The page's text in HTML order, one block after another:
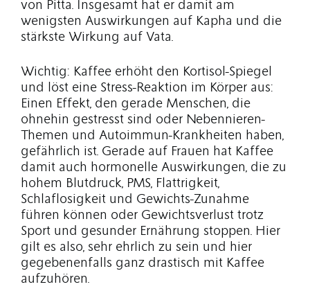
von Pitta. Insgesamt hat er damit am
wenigsten Auswirkungen auf Kapha und die
stärkste Wirkung auf Vata.
Wichtig: Kaffee erhöht den Kortisol-Spiegel
und löst eine Stress-Reaktion im Körper aus:
Einen Effekt, den gerade Menschen, die
ohnehin gestresst sind oder Nebennieren-
Themen und Autoimmun-Krankheiten haben,
gefährlich ist. Gerade auf Frauen hat Kaffee
damit auch hormonelle Auswirkungen, die zu
hohem Blutdruck, PMS, Flattrigkeit,
Schlaflosigkeit und Gewichts-Zunahme
führen können oder Gewichtsverlust trotz
Sport und gesunder Ernährung stoppen. Hier
gilt es also, sehr ehrlich zu sein und hier
gegebenenfalls ganz drastisch mit Kaffee
aufzuhören.